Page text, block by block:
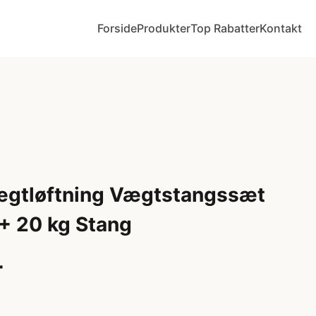
ForsideProdukterTop RabatterKontakt
Vægtstangssæt
20 kg Stang